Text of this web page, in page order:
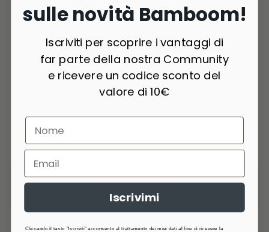
2 Colori
sulle novità Bamboom!
Iscriviti per scoprire i vantaggi di
far parte della nostra Community
e ricevere un codice sconto del
valore di 10€
Iscrivimi
Cliccando il tasto "Iscriviti" acconsento al trattamento dei miei dati al fine di ricevere la